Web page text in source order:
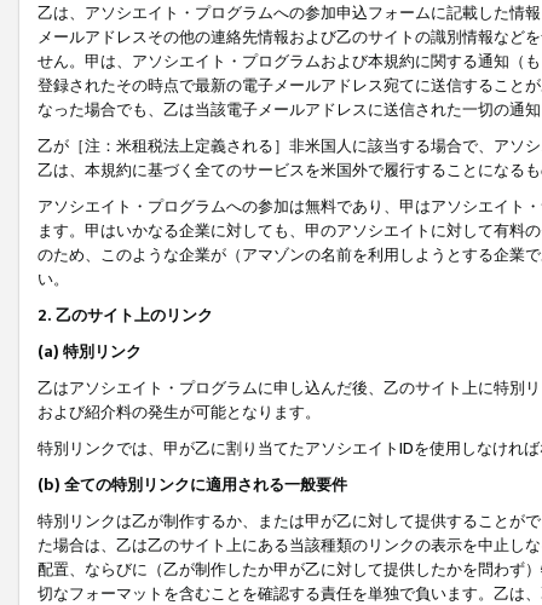
乙は、アソシエイト・プログラムへの参加申込フォームに記載した情
メールアドレスその他の連絡先情報および乙のサイトの識別情報など
せん。甲は、アソシエイト・プログラムおよび本規約に関する通知（
登録されたその時点で最新の電子メールアドレス宛てに送信すること
なった場合でも、乙は当該電子メールアドレスに送信された一切の通
乙が［注：米租税法上定義される］非米国人に該当する場合で、アソ
乙は、本規約に基づく全てのサービスを米国外で履行することになる
アソシエイト・プログラムへの参加は無料であり、甲はアソシエイト
ます。甲はいかなる企業に対しても、甲のアソシエイトに対して有料
のため、このような企業が（アマゾンの名前を利用しようとする企業
い。
2. 乙のサイト上のリンク
(a) 特別リンク
乙はアソシエイト・プログラムに申し込んだ後、乙のサイト上に特別
および紹介料の発生が可能となります。
特別リンクでは、甲が乙に割り当てたアソシエイトIDを使用しなけれ
(b) 全ての特別リンクに適用される一般要件
特別リンクは乙が制作するか、または甲が乙に対して提供することが
た場合は、乙は乙のサイト上にある当該種類のリンクの表示を中止し
配置、ならびに（乙が制作したか甲が乙に対して提供したかを問わず
切なフォーマットを含むことを確認する責任を単独で負います。乙は